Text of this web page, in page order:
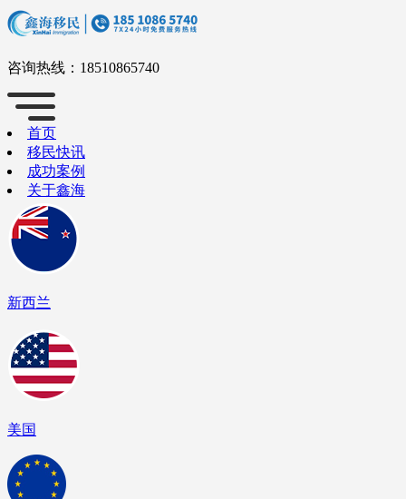
咨询热线： 18510865740
首页
移民快讯
成功案例
关于鑫海
新西兰
美国